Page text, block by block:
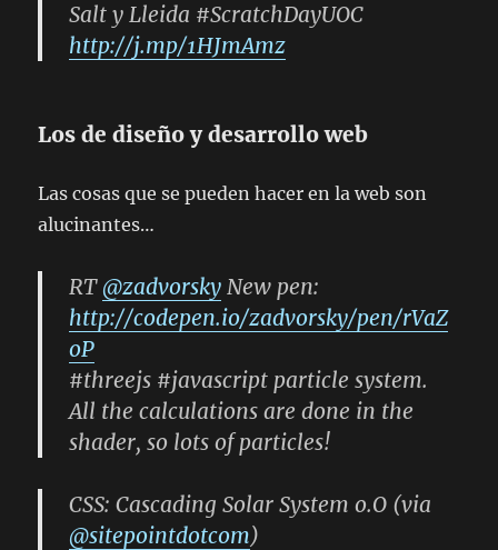
Salt y Lleida #ScratchDayUOC
http://j.mp/1HJmAmz
Los de diseño y desarrollo web
Las cosas que se pueden hacer en la web son
alucinantes…
RT @zadvorsky New pen:
http://codepen.io/zadvorsky/pen/rVaZ
oP
#threejs #javascript particle system.
All the calculations are done in the
shader, so lots of particles!
CSS: Cascading Solar System o.O (via
@sitepointdotcom)